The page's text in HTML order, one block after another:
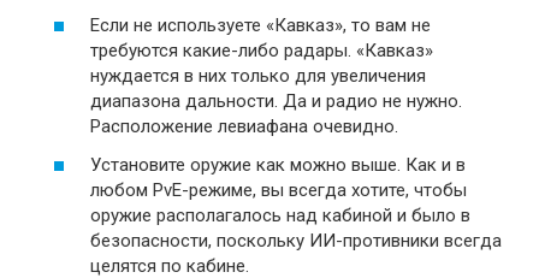
Если не используете «Кавказ», то вам не
требуются какие-либо радары. «Кавказ»
нуждается в них только для увеличения
диапазона дальности. Да и радио не нужно.
Расположение левиафана очевидно.
Установите оружие как можно выше. Как и в
любом PvE-режиме, вы всегда хотите, чтобы
оружие располагалось над кабиной и было в
безопасности, поскольку ИИ-противники всегда
целятся по кабине.